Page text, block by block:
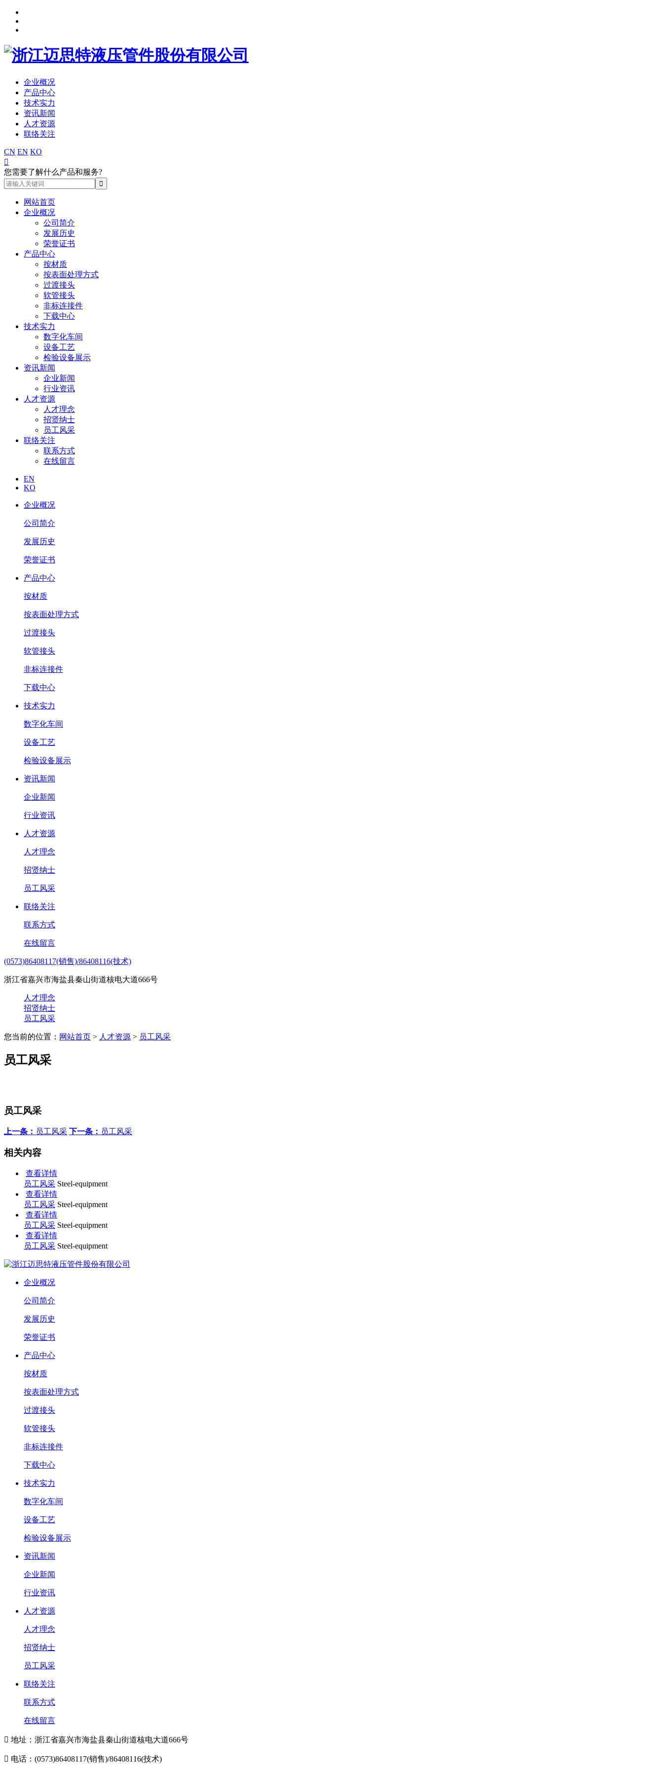
企业概况
产品中心
技术实力
资讯新闻
人才资源
联络关注
CN EN KO

您需要了解什么产品和服务?
网站首页
企业概况
公司简介
发展历史
荣誉证书
产品中心
按材质
按表面处理方式
过渡接头
软管接头
非标连接件
下载中心
技术实力
数字化车间
设备工艺
检验设备展示
资讯新闻
企业新闻
行业资讯
人才资源
人才理念
招贤纳士
员工风采
联络关注
联系方式
在线留言
EN
KO
企业概况
公司简介
发展历史
荣誉证书
产品中心
按材质
按表面处理方式
过渡接头
软管接头
非标连接件
下载中心
技术实力
数字化车间
设备工艺
检验设备展示
资讯新闻
企业新闻
行业资讯
人才资源
人才理念
招贤纳士
员工风采
联络关注
联系方式
在线留言
(0573)86408117(销售)/86408116(技术)
浙江省嘉兴市海盐县秦山街道核电大道666号
人才理念
招贤纳士
员工风采
您当前的位置： 网站首页 > 人才资源 > 员工风采
员工风采
员工风采
上一条： 员工风采 下一条： 员工风采
相关内容
查看详情
员工风采 Steel-equipment
查看详情
员工风采 Steel-equipment
查看详情
员工风采 Steel-equipment
查看详情
员工风采 Steel-equipment
企业概况
公司简介
发展历史
荣誉证书
产品中心
按材质
按表面处理方式
过渡接头
软管接头
非标连接件
下载中心
技术实力
数字化车间
设备工艺
检验设备展示
资讯新闻
企业新闻
行业资讯
人才资源
人才理念
招贤纳士
员工风采
联络关注
联系方式
在线留言
 地址：浙江省嘉兴市海盐县秦山街道核电大道666号
 电话：(0573)86408117(销售)/86408116(技术)